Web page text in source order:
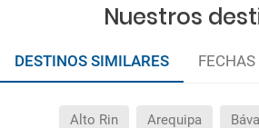
precio de un adulto?
traslados?
Nuestros
DESTINOS SIMILARES
Alto Rin Arequipa